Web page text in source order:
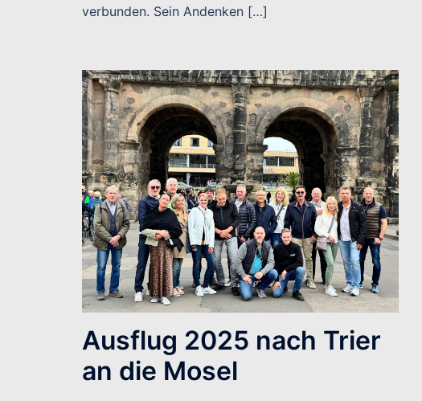
verbunden. Sein Andenken […]
Ausflug 2025 nach Trier
an die Mosel